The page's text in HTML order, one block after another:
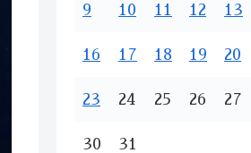
9 10 11 12 13
16 17 18 19 20
23 24 25 26 27
30 31